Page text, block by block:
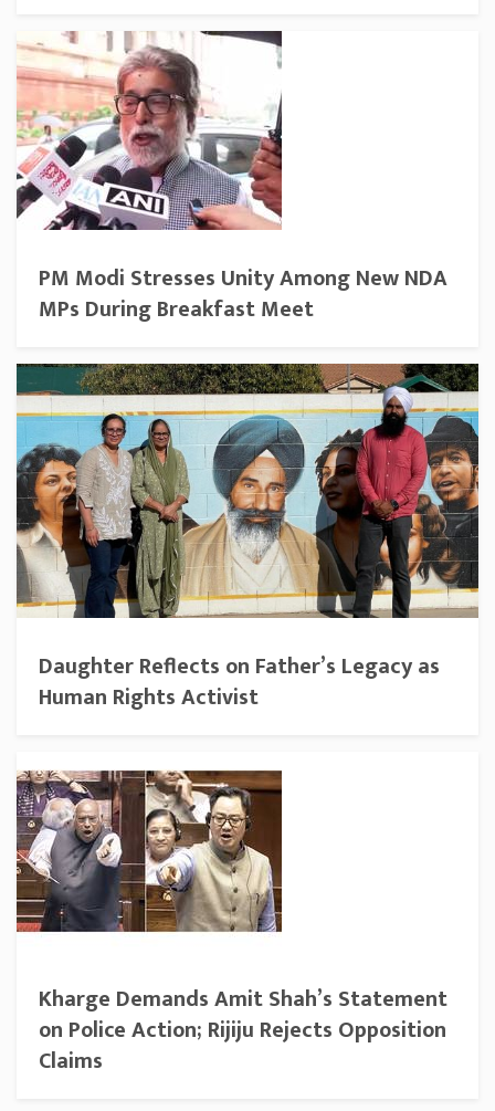
PM Modi Stresses Unity Among New NDA
MPs During Breakfast Meet
Daughter Reflects on Father’s Legacy as
Human Rights Activist
Kharge Demands Amit Shah’s Statement
on Police Action; Rijiju Rejects Opposition
Claims